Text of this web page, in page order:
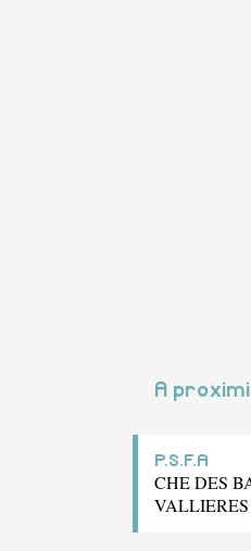
A
P.S.F.A
CHE DES